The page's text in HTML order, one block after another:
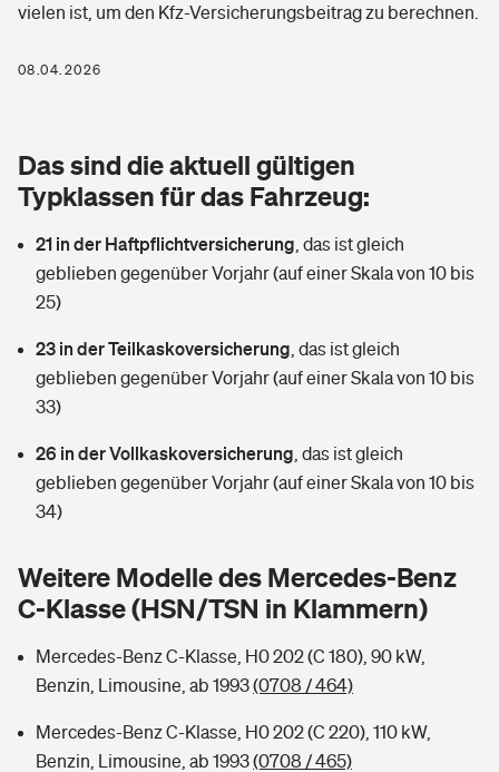
Rentenrechner: Wie viel Geld bekomme ich im Alter?
Wer versichert was: Jetzt Versicherer finden
Sie haben Fragen?
Photovoltaik
Wärmepumpen versichern
Vermieterrrechtsschutz
Mietkautionsversicherung
Restkreditversicherung
Zur Übersicht
Hochwasser-Check: Wie gefährdet ist Ihr Haus?
Wer versichert was: Jetzt Versicherer finden
Sie haben Fragen?
Kinderunfall­ver­si­che­rung
Reiseversicherung
Handyversicherung
Private Cyberversicherung
Musikinstrumentenversicherung
Private Krankenversicherung
Tierkrankenversicherung
Zur Übersicht
Wer versichert was: Jetzt Versicherer finden
Sie haben Fragen?
Rentenrechner: Wie viel Geld bekomme ich im Alter?
vielen ist, um den Kfz-Versicherungsbeitrag zu berechnen.
08.04.2026
Das sind die aktuell gültigen
Typklassen für das Fahrzeug:
21 in der Haftpflichtversicherung das ist gleich
geblieben gegenüber Vorjahr (auf einer Skala von 10 bis
25)
23 in der Teilkaskoversicherung das ist gleich
geblieben gegenüber Vorjahr (auf einer Skala von 10 bis
33)
26 in der Vollkaskoversicherung das ist gleich
geblieben gegenüber Vorjahr (auf einer Skala von 10 bis
34)
Weitere Modelle des Mercedes-Benz
C-Klasse (HSN/TSN in Klammern)
Mercedes-Benz C-Klasse, H0 202 (C 180), 90 kW,
Benzin, Limousine, ab 1993(0708 / 464)
Mercedes-Benz C-Klasse, H0 202 (C 220), 110 kW,
Benzin, Limousine, ab 1993(0708 / 465)